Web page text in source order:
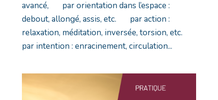
avancé,⠀⠀ par orientation dans l’espace :
debout, allongé, assis, etc.⠀⠀ par action :
relaxation, méditation, inversée, torsion, etc.
par intention : enracinement, circulation...